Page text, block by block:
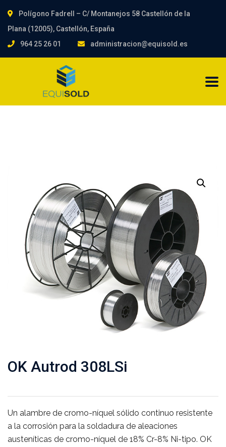
Polígono Fadrell – C/ Montanejos 58 Castellón de la
Plana (12005), Castellón, España
964 25 26 01
administracion@equisold.es
OK Autrod 308LSi
Un alambre de cromo-níquel sólido continuo resistente
a la corrosión para la soldadura de aleaciones
austeníticas de cromo-níquel de 18% Cr-8% Ni-tipo. OK